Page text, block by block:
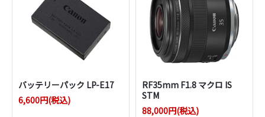
バッテリーパック LP-E17
6,600円(税込)
RF35mm F1.8 マクロ IS
STM
88,000円(税込)